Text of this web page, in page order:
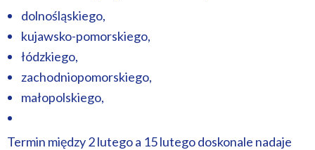
dolnośląskiego,
kujawsko-pomorskiego,
łódzkiego,
zachodniopomorskiego,
małopolskiego,
Termin między 2 lutego a 15 lutego doskonale nadaje